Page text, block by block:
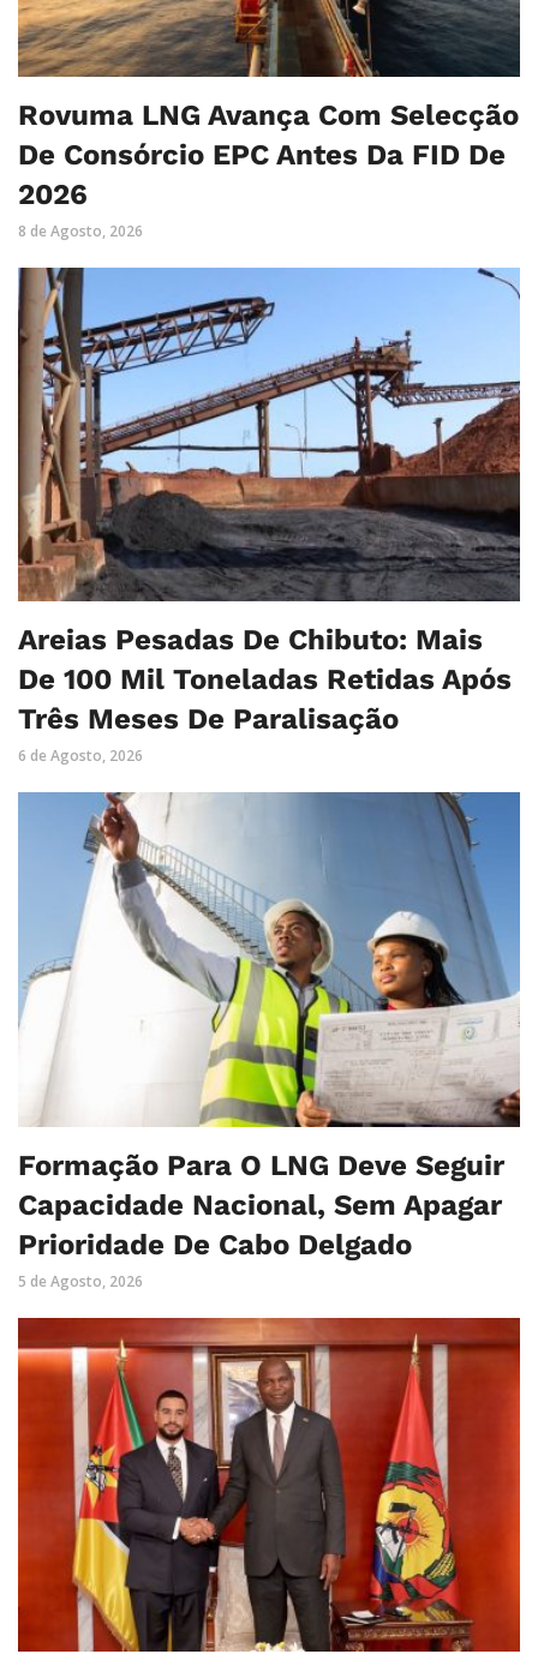
Rovuma LNG Avança Com Selecção
De Consórcio EPC Antes Da FID De
2026
8 de Agosto, 2026
Areias Pesadas De Chibuto: Mais
De 100 Mil Toneladas Retidas Após
Três Meses De Paralisação
6 de Agosto, 2026
Formação Para O LNG Deve Seguir
Capacidade Nacional, Sem Apagar
Prioridade De Cabo Delgado
5 de Agosto, 2026